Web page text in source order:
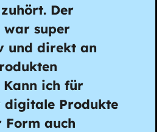
Der
war super
und direkt an
ich für
digitale Produkte
Form auch